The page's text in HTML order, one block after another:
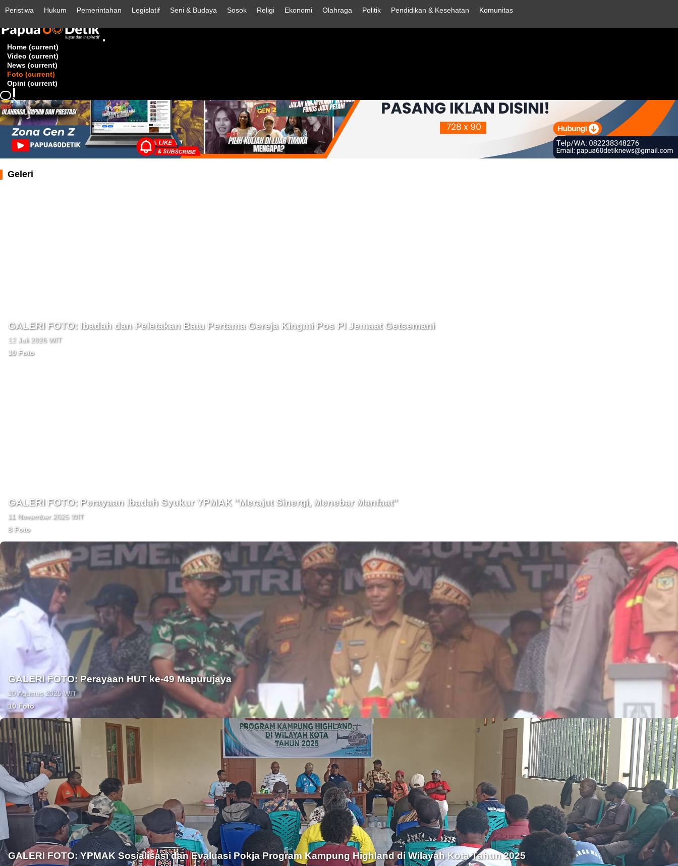
Peristiwa Hukum Pemerintahan Legislatif Seni & Budaya Sosok Religi Ekonomi Olahraga Politik Pendidikan & Kesehatan Komunitas
Home (current)
Video (current)
News (current)
Foto (current)
Opini (current)
Geleri
GALERI FOTO: Ibadah dan Peletakan Batu Pertama Gereja Kingmi Pos PI Jemaat Getsemani
12 Juli 2026 WIT
10 Foto
GALERI FOTO: Perayaan Ibadah Syukur YPMAK "Merajut Sinergi, Menebar Manfaat"
11 November 2025 WIT
8 Foto
GALERI FOTO: Perayaan HUT ke-49 Mapurujaya
20 Agustus 2025 WIT
10 Foto
GALERI FOTO: YPMAK Sosialisasi dan Evaluasi Pokja Program Kampung Highland di Wilayah Kota Tahun 2025